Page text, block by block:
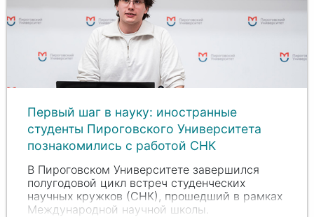
Первый шаг в науку: иностранные
студенты Пироговского Университета
познакомились с работой СНК
В Пироговском Университете завершился
полугодовой цикл встреч студенческих
научных кружков (СНК), прошедший в рамках
Международной научной школы.